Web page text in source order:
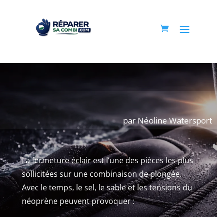
par Néoline Watersport
La fermeture éclair est l’une des pièces les plus
sollicitées sur une combinaison de plongée.
Avec le temps, le sel, le sable et les tensions du
néoprène peuvent provoquer :